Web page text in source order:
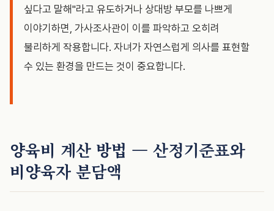
싶다고 말해"라고 유도하거나 상대방 부모를 나쁘게
이야기하면, 가사조사관이 이를 파악하고 오히려
불리하게 작용합니다. 자녀가 자연스럽게 의사를 표현할
수 있는 환경을 만드는 것이 중요합니다.
양육비 계산 방법 — 산정기준표와
비양육자 분담액